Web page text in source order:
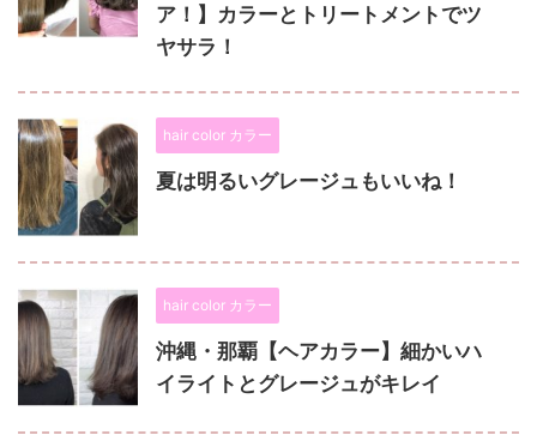
ア！】カラーとトリートメントでツ
ヤサラ！
hair color カラー
夏は明るいグレージュもいいね！
hair color カラー
沖縄・那覇【ヘアカラー】細かいハ
イライトとグレージュがキレイ